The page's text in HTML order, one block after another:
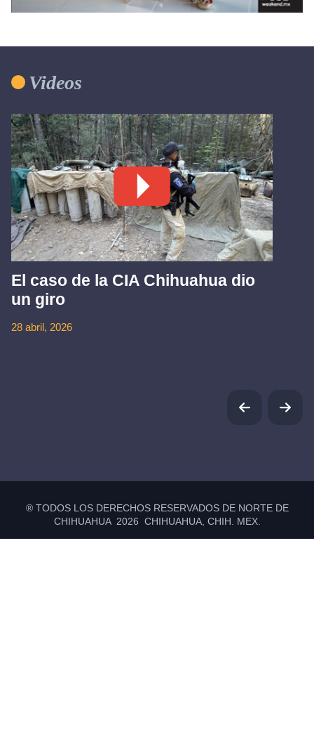
Videos
El caso de la CIA Chihuahua dio
un giro
28 abril, 2026
® TODOS LOS DERECHOS RESERVADOS DE NORTE DE
CHIHUAHUA 2026 CHIHUAHUA, CHIH. MEX.